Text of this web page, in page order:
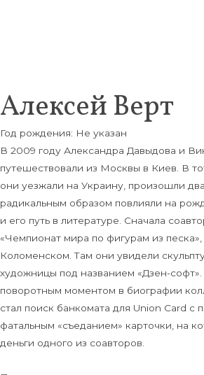
Алексей Верт
Год рождения: Не указан
В 2009 году Александра Давыдова и
путешествовали из Москвы в Киев. В
они уезжали на Украину, произошли
радикальным образом повлияли на
и его путь в литературе. Сначала
«Чемпионат мира по фигурам из песка»,
Коломенском. Там они увидели
художницы под названием «Дзен-
поворотным моментом в биографии
стал поиск банкомата для Union Card с
фатальным «съеданием» карточки, на
деньги одного из соавторов.